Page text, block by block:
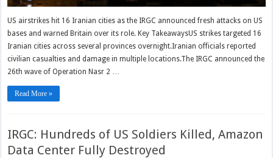
US airstrikes hit 16 Iranian cities as the IRGC announced fresh attacks on US
bases and warned Britain over its role. Key TakeawaysUS strikes targeted 16
Iranian cities across several provinces overnight.Iranian officials reported
civilian casualties and damage in multiple locations.The IRGC announced the
26th wave of Operation Nasr 2 …
Read More »
IRGC: Hundreds of US Soldiers Killed, Amazon
Data Center Fully Destroyed